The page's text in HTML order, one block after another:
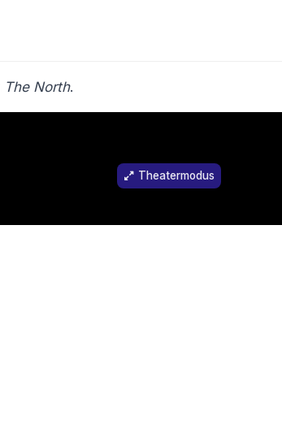
The North.
Theatermodus